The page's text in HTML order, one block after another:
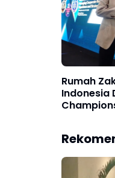
Rumah
Indonesia